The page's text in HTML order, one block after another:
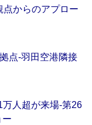
からのアプロー
点‐羽田空港隣接
万人超が来場‐第26
ー